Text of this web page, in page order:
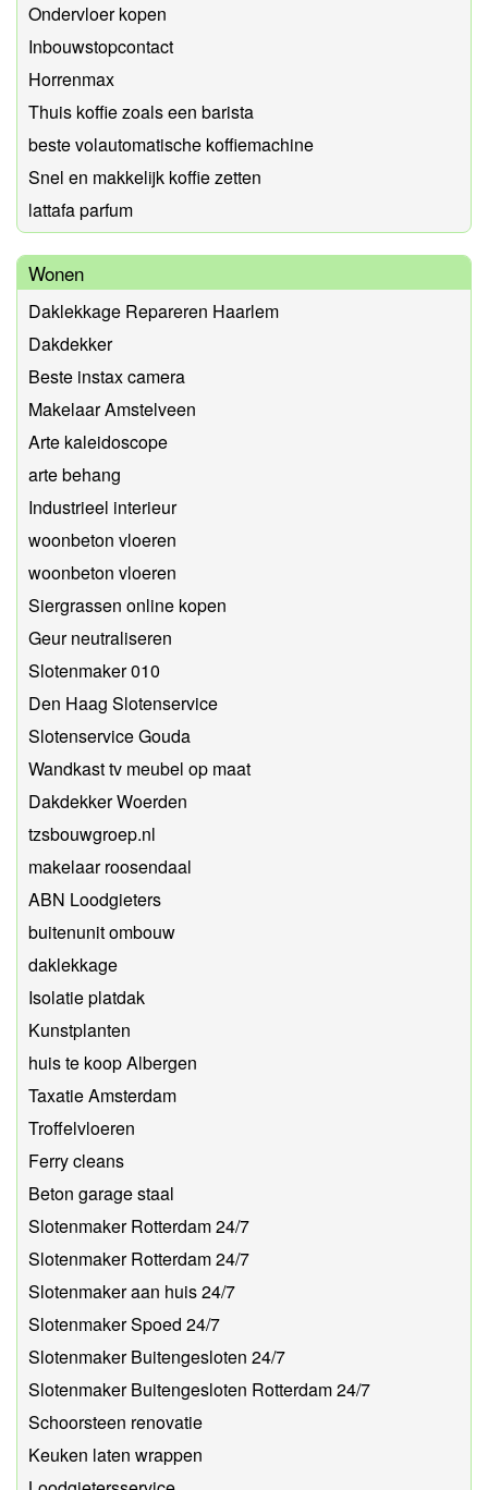
Ondervloer kopen
Inbouwstopcontact
Horrenmax
Thuis koffie zoals een barista
beste volautomatische koffiemachine
Snel en makkelijk koffie zetten
lattafa parfum
Wonen
Daklekkage Repareren Haarlem
Dakdekker
Beste instax camera
Makelaar Amstelveen
Arte kaleidoscope
arte behang
Industrieel interieur
woonbeton vloeren
woonbeton vloeren
Siergrassen online kopen
Geur neutraliseren
Slotenmaker 010
Den Haag Slotenservice
Slotenservice Gouda
Wandkast tv meubel op maat
Dakdekker Woerden
tzsbouwgroep.nl
makelaar roosendaal
ABN Loodgieters
buitenunit ombouw
daklekkage
Isolatie platdak
Kunstplanten
huis te koop Albergen
Taxatie Amsterdam
Troffelvloeren
Ferry cleans
Beton garage staal
Slotenmaker Rotterdam 24/7
Slotenmaker Rotterdam 24/7
Slotenmaker aan huis 24/7
Slotenmaker Spoed 24/7
Slotenmaker Buitengesloten 24/7
Slotenmaker Buitengesloten Rotterdam 24/7
Schoorsteen renovatie
Keuken laten wrappen